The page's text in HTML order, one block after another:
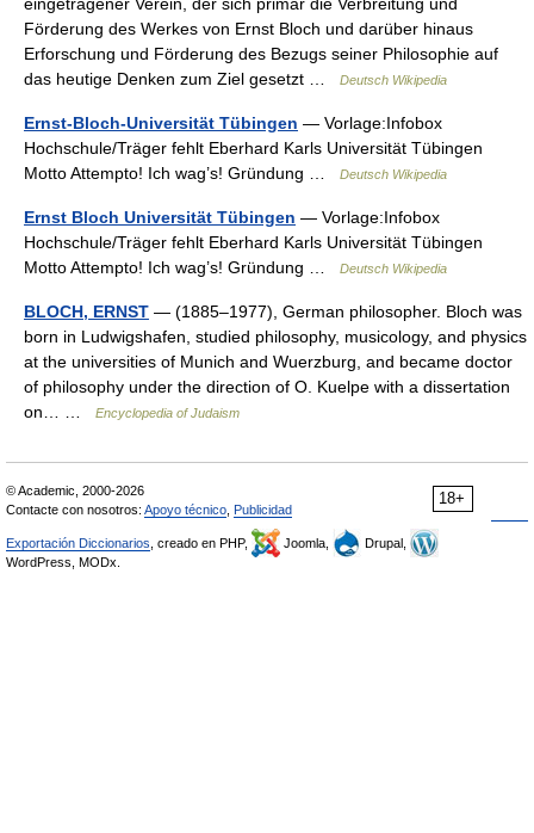
Förderung des Werkes von Ernst Bloch und darüber hinaus
Erforschung und Förderung des Bezugs seiner Philosophie auf
das heutige Denken zum Ziel gesetzt …
Deutsch Wikipedia
Ernst-Bloch-Universität Tübingen — Vorlage:Infobox
Hochschule/Träger fehlt Eberhard Karls Universität Tübingen
Motto Attempto! Ich wag’s! Gründung …
Deutsch Wikipedia
Ernst Bloch Universität Tübingen — Vorlage:Infobox
Hochschule/Träger fehlt Eberhard Karls Universität Tübingen
Motto Attempto! Ich wag’s! Gründung …
Deutsch Wikipedia
BLOCH, ERNST — (1885–1977), German philosopher. Bloch was
born in Ludwigshafen, studied philosophy, musicology, and physics
at the universities of Munich and Wuerzburg, and became doctor
of philosophy under the direction of O. Kuelpe with a dissertation
on… …
Encyclopedia of Judaism
18+
© Academic, 2000-2026
Contacte con nosotros: Apoyo técnico Publicidad
Exportación Diccionarios , creado en PHP, Joomla,
Drupal,
WordPress, MODx.